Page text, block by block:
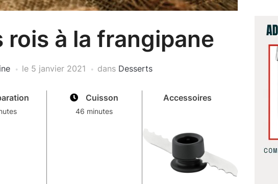
rois à la frangipane
le 5 janvier 2021 dans Desserts
Cuisson
46 minutes
Accessoires